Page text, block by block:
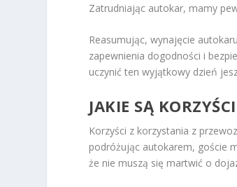
Zatrudniając autokar, mamy
Reasumując, wynajęcie
zapewnienia dogodności i
uczynić ten wyjątkowy dzień
JAKIE SĄ
Korzyści z korzystania z
podróżując autokarem, goście
że nie muszą się martwić o